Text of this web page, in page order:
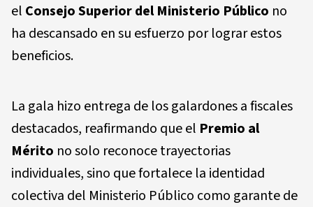
el Consejo Superior del Ministerio Público no
ha descansado en su esfuerzo por lograr estos
beneficios.
La gala hizo entrega de los galardones a fiscales
destacados, reafirmando que el Premio al
Mérito no solo reconoce trayectorias
individuales, sino que fortalece la identidad
colectiva del Ministerio Público como garante de